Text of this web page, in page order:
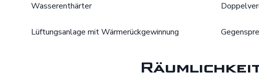
Wasserenthärter
Lüftungsanlage mit Wärmerückgewinnung